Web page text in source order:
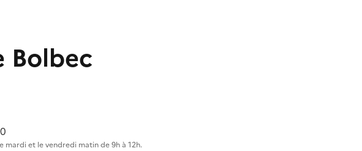
Bolbec
mardi et le vendredi matin de 9h à 12h.